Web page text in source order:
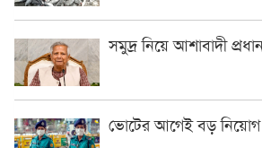
সমুদ্র নিয়ে আশাবাদী
ভোটের আগেই বড় নিয়োগ